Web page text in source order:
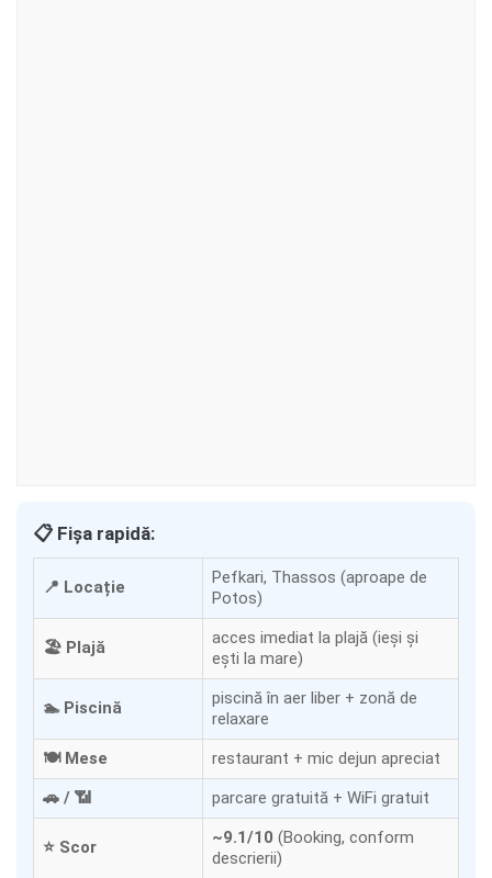
📋 Fișa rapidă:
📍 Locație
Pefkari, Thassos (aproape de
Potos)
🏖️ Plajă
acces imediat la plajă (ieși și
ești la mare)
🏊 Piscină
piscină în aer liber + zonă de
relaxare
🍽️ Mese
restaurant + mic dejun apreciat
🚗 / 📶
parcare gratuită + WiFi gratuit
⭐ Scor ~9.1/10 (Booking, conform
descrierii)